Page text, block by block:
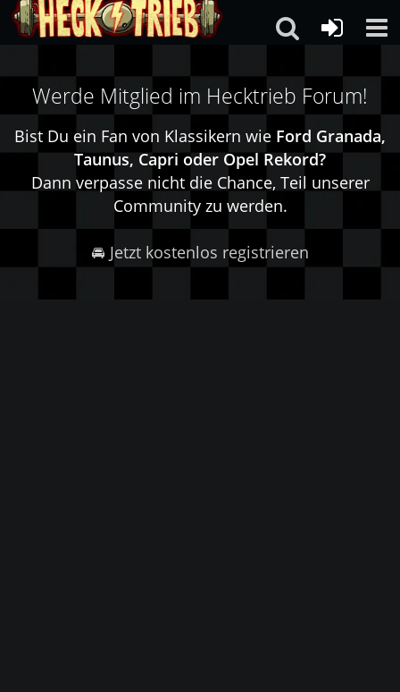
Werde Mitglied im Hecktrieb Forum!
Bist Du ein Fan von Klassikern wie Ford Granada,
Taunus, Capri oder Opel Rekord?
Dann verpasse nicht die Chance, Teil unserer
Community zu werden.
🚘 Jetzt kostenlos registrieren